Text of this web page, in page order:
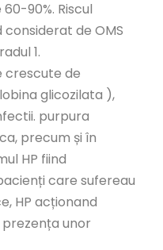
90%. Riscul
de OMS
1.
crescute de
glicozilata ),
purpura
precum și în
HP fiind
care sufereau
HP acționand
unor